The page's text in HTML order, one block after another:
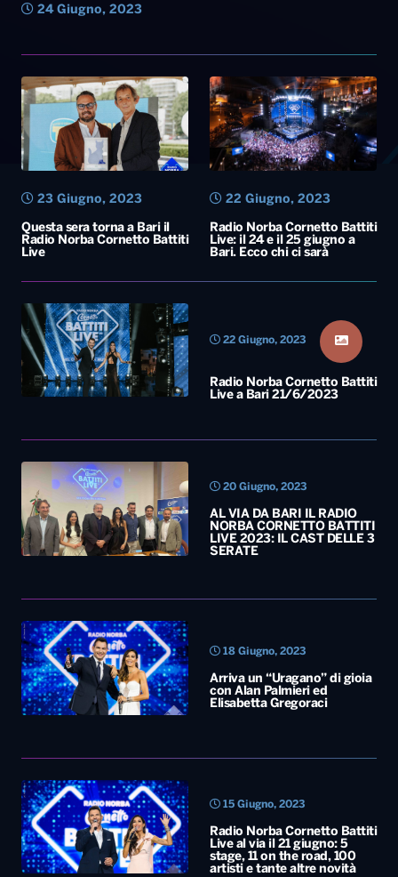
24 Giugno, 2023
Questa sera torna a Bari il
Radio Norba Cornetto Battiti
Live
23 Giugno, 2023
Radio Norba Cornetto Battiti
Live: il 24 e il 25 giugno a
Bari. Ecco chi ci sarà
22 Giugno, 2023
22 Giugno, 2023
Radio Norba Cornetto Battiti
Live a Bari 21/6/2023
20 Giugno, 2023
AL VIA DA BARI IL RADIO
NORBA CORNETTO BATTITI
LIVE 2023: IL CAST DELLE 3
SERATE
18 Giugno, 2023
Arriva un “Uragano” di gioia
con Alan Palmieri ed
Elisabetta Gregoraci
15 Giugno, 2023
Radio Norba Cornetto Battiti
Live al via il 21 giugno: 5
stage, 11 on the road, 100
artisti e tante altre novità